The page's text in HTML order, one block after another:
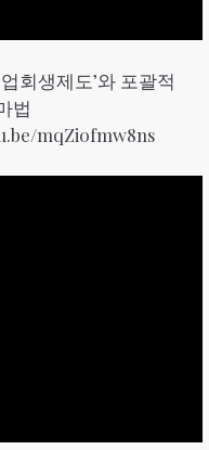
회생제도’와 포괄적
법
mqZi0fmw8ns